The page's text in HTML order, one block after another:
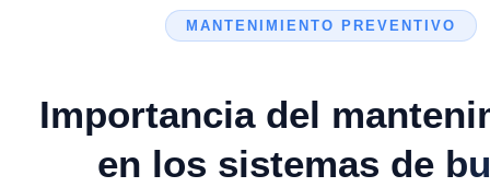
MANTENIMIENTO PREVENTIVO
Importancia del
en los sistemas de